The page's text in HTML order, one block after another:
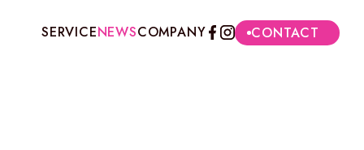
SERVICENEWSCOMPANY CONTACT